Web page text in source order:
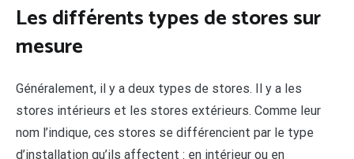
Les différents types de stores sur
mesure
Généralement, il y a deux types de stores. Il y a les
stores intérieurs et les stores extérieurs. Comme leur
nom l’indique, ces stores se différencient par le type
d’installation qu’ils affectent : en intérieur ou en